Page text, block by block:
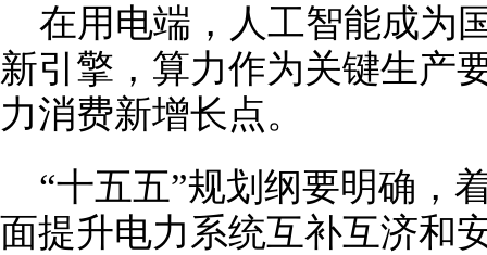
在用电端，人工智能成为
新引擎，算力作为关键生产
力消费新增长点。
“十五五”规划纲要明确，
面提升电力系统互补互济和